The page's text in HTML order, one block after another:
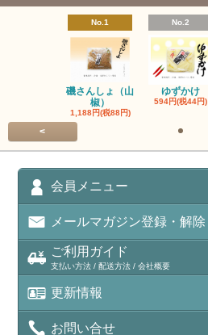
No.1
磯さんしょ（山
椒）
1,188円(税88円)
No.2
ゆずかけ
594円(税44円)
<
会員メニュー
メールマガジン登録・解除
ご利用ガイド
支払い方法 / 配送方法 / 会社概要
更新情報
お問い合せ